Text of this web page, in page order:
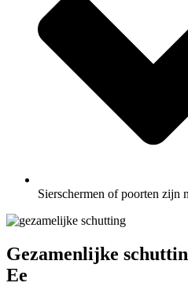
Sierschermen of poorten zijn
Gezamenlijke
Ee